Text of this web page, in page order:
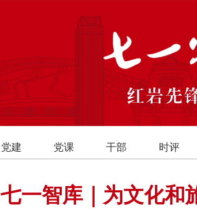
党建 党课 干部 时评
七一智库｜为文化和